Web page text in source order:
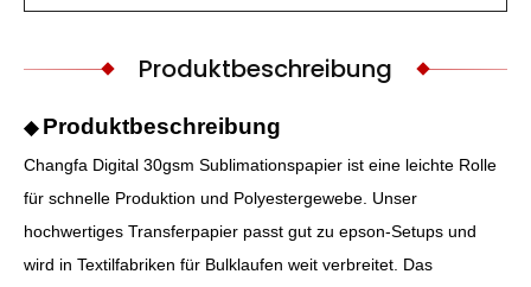
Produktbeschreibung
◆ Produktbeschreibung
Changfa Digital 30gsm Sublimationspapier ist eine leichte Rolle
für schnelle Produktion und Polyestergewebe. Unser
hochwertiges Transferpapier passt gut zu epson-Setups und
wird in Textilfabriken für Bulklaufen weit verbreitet. Das